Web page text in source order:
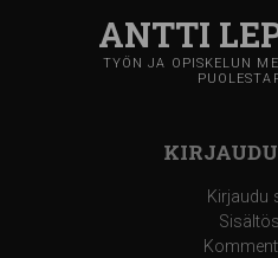
ANTTI
TYÖN JA OPISKELUN
Kirjaudu